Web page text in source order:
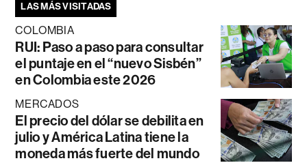
LAS MÁS VISITADAS
COLOMBIA
RUI: Paso a paso para consultar
el puntaje en el “nuevo Sisbén”
en Colombia este 2026
MERCADOS
El precio del dólar se debilita en
julio y América Latina tiene la
moneda más fuerte del mundo